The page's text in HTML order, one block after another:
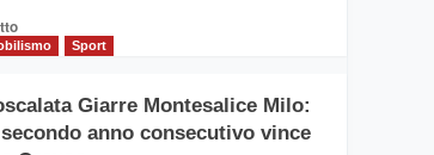
tour
tra
vicoli
medievali
Leggi
di
Mondello
(Palermo)
Sport
Giarre Montesalice Milo:
anno consecutivo vince